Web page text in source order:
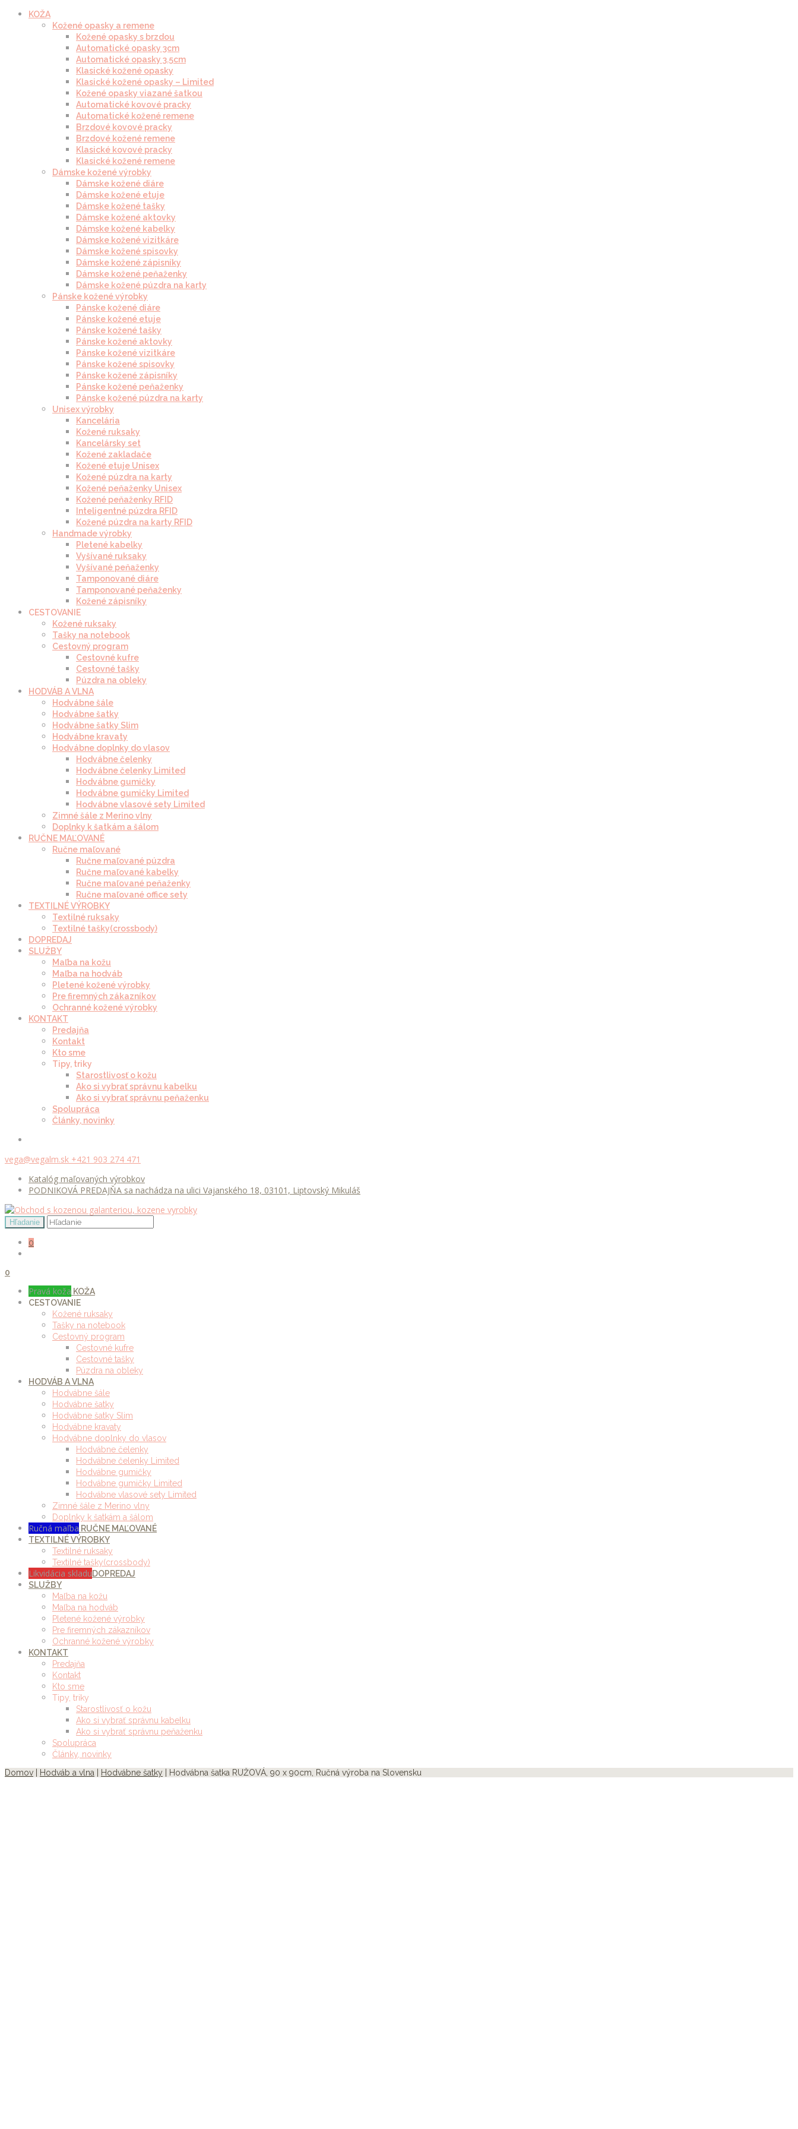
KOŽA
Kožené opasky a remene
Kožené opasky s brzdou
Automatické opasky 3cm
Automatické opasky 3.5cm
Klasické kožené opasky
Klasické kožené opasky – Limited
Kožené opasky viazané šatkou
Automatické kovové pracky
Automatické kožené remene
Brzdové kovové pracky
Brzdové kožené remene
Klasické kovové pracky
Klasické kožené remene
Dámske kožené výrobky
Dámske kožené diáre
Dámske kožené etuje
Dámske kožené tašky
Dámske kožené aktovky
Dámske kožené kabelky
Dámske kožené vizitkáre
Dámske kožené spisovky
Dámske kožené zápisníky
Dámske kožené peňaženky
Dámske kožené púzdra na karty
Pánske kožené výrobky
Pánske kožené diáre
Pánske kožené etuje
Pánske kožené tašky
Pánske kožené aktovky
Pánske kožené vizitkáre
Pánske kožené spisovky
Pánske kožené zápisníky
Pánske kožené peňaženky
Pánske kožené púzdra na karty
Unisex výrobky
Kancelária
Kožené ruksaky
Kancelársky set
Kožené zakladače
Kožené etuje Unisex
Kožené púzdra na karty
Kožené peňaženky Unisex
Kožené peňaženky RFID
Inteligentné púzdra RFID
Kožené púzdra na karty RFID
Handmade výrobky
Pletené kabelky
Vyšívané ruksaky
Vyšívané peňaženky
Tamponované diáre
Tamponované peňaženky
Kožené zápisníky
CESTOVANIE
Kožené ruksaky
Tašky na notebook
Cestovný program
Cestovné kufre
Cestovné tašky
Púzdra na obleky
HODVÁB A VLNA
Hodvábne šále
Hodvábne šatky
Hodvábne šatky Slim
Hodvábne kravaty
Hodvábne doplnky do vlasov
Hodvábne čelenky
Hodvábne čelenky Limited
Hodvábne gumičky
Hodvábne gumičky Limited
Hodvábne vlasové sety Limited
Zimné šále z Merino vlny
Doplnky k šatkám a šálom
RUČNE MAĽOVANÉ
Ručne maľované
Ručne maľované púzdra
Ručne maľované kabelky
Ručne maľované peňaženky
Ručne maľované office sety
TEXTILNÉ VÝROBKY
Textilné ruksaky
Textilné tašky(crossbody)
DOPREDAJ
SLUŽBY
Maľba na kožu
Maľba na hodváb
Pletené kožené výrobky
Pre firemných zákazníkov
Ochranné kožené výrobky
KONTAKT
Predajňa
Kontakt
Kto sme
Tipy, triky
Starostlivosť o kožu
Ako si vybrať správnu kabelku
Ako si vybrať správnu peňaženku
Spolupráca
Články, novinky
vega@vegalm.sk +421 903 274 471
Katalóg maľovaných výrobkov
PODNIKOVÁ PREDAJŇA sa nachádza na ulici Vajanského 18, 03101, Liptovský Mikuláš
0
0
Pravá koža KOŽA
CESTOVANIE
Kožené ruksaky
Tašky na notebook
Cestovný program
Cestovné kufre
Cestovné tašky
Púzdra na obleky
HODVÁB A VLNA
Hodvábne šále
Hodvábne šatky
Hodvábne šatky Slim
Hodvábne kravaty
Hodvábne doplnky do vlasov
Hodvábne čelenky
Hodvábne čelenky Limited
Hodvábne gumičky
Hodvábne gumičky Limited
Hodvábne vlasové sety Limited
Zimné šále z Merino vlny
Doplnky k šatkám a šálom
Ručná maľba RUČNE MAĽOVANÉ
TEXTILNÉ VÝROBKY
Textilné ruksaky
Textilné tašky(crossbody)
Likvidácia skladuDOPREDAJ
SLUŽBY
Maľba na kožu
Maľba na hodváb
Pletené kožené výrobky
Pre firemných zákazníkov
Ochranné kožené výrobky
KONTAKT
Predajňa
Kontakt
Kto sme
Tipy, triky
Starostlivosť o kožu
Ako si vybrať správnu kabelku
Ako si vybrať správnu peňaženku
Spolupráca
Články, novinky
Domov
Hodváb a vlna Hodvábne šatky | Hodvábna šatka RUŽOVÁ, 90 x 90cm, Ručná výroba na Slovensku